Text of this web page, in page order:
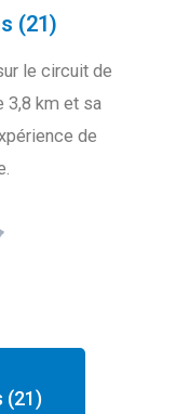
(21)
le circuit de
3,8 km et sa
de
(21)